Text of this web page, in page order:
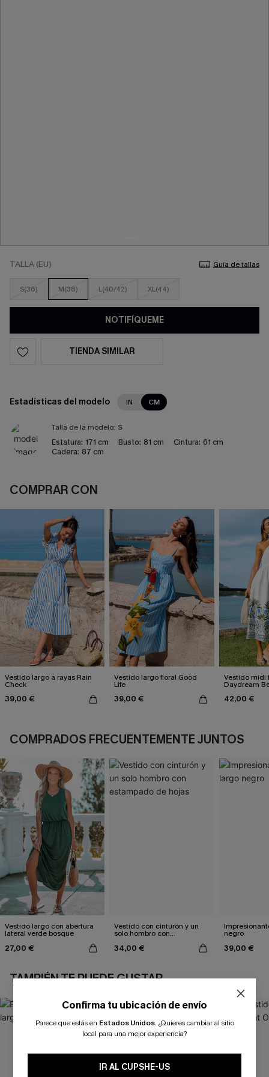
TALLA (EU) Guía de tallas
S(36) M(38) L(40/42) XL(44)
NOTIFÍQUEME
TIENDA SIMILAR
Estadísticas del modelo IN CM
Talla de la modelo: S
Estatura: 171 cm Busto: 81 cm Cintura: 61 cm
Cadera: 87 cm
COMPRAR CON
Vestido largo a rayas Rain
Check
39,00 €
Vestido largo floral Good
Life
39,00 €
Vestido midi
Daydream
42,00 €
COMPRADOS FRECUENTEMENTE JUNTOS
Vestido largo con abertura
lateral verde bosque
27,00 €
Vestido con cinturón y un
solo hombro con
34,00 €
negro
39,00 €
TAMBIÉN TE PUEDE GUSTAR
Confirma tu ubicación de envío
Parece que estás en Estados Unidos. ¿Quieres cambiar al sitio
local para una mejor experiencia?
IR AL CUPSHE-US